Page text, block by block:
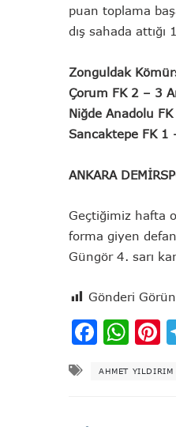
puan toplama
dış sahada
Zonguldak
Çorum FK 2 – 3
Niğde Anadolu
Sancaktepe FK 1
ANKARA
Geçtiğimiz hafta
forma giyen
Güngör 4. sarı
Gönderi
AHMET YILDIRIM